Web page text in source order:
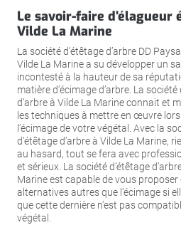
Le savoir-faire d’élagueur
Vilde La Marine
La société d’étêtage d’arbre DD
Vilde La Marine a su développer un
incontesté à la hauteur de sa
matière d’écimage d’arbre. La société
d’arbre à Vilde La Marine connait et
les techniques à mettre en œuvre
l’écimage de votre végétal. Avec la
d’étêtage d’arbre à Vilde La Marine,
au hasard, tout se fera avec
et sérieux. La société d’étêtage
Marine est capable de vous proposer
alternatives autres que l’écimage si
que cette dernière n’est pas
végétal.